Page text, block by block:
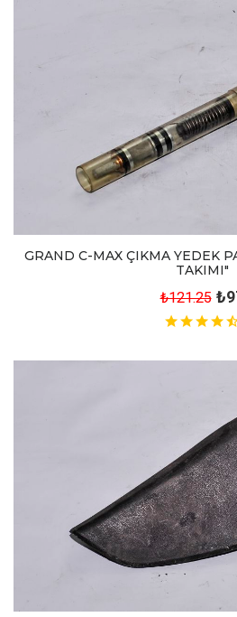
GRAND C-MAX ÇIKMA YEDEK
TAKIMI"
₺121.25